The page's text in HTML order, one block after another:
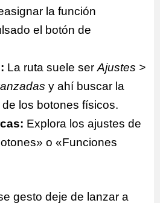
la función
el botón de
La ruta suele ser Ajustes >
y ahí buscar la
los botones físicos.
Explora los ajustes de
o «Funciones
gesto deje de lanzar a